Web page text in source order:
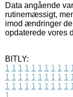
Data angående
rutinemæssigt,
imod ændringer
opdaterede vores
BITLY:
1 1 1 1 1 1 1 1 1 1
1 1 1 1 1 1 1 1 1 1
1 1 1 1 1 1 1 1 1 1
1